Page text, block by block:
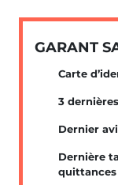
GARANT
Carte
3
Dernier
Dernière
quittances